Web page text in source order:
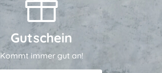
Gutschein
Kommt immer gut an!